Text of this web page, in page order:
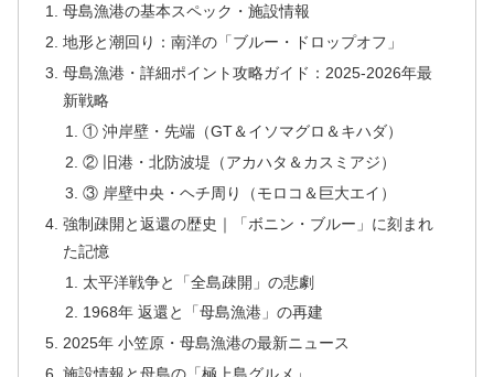
母島漁港の基本スペック・施設情報
地形と潮回り：南洋の「ブルー・ドロップオフ」
母島漁港・詳細ポイント攻略ガイド：2025-2026年最
新戦略
① 沖岸壁・先端（GT＆イソマグロ＆キハダ）
② 旧港・北防波堤（アカハタ＆カスミアジ）
③ 岸壁中央・ヘチ周り（モロコ＆巨大エイ）
強制疎開と返還の歴史｜「ボニン・ブルー」に刻まれ
た記憶
太平洋戦争と「全島疎開」の悲劇
1968年 返還と「母島漁港」の再建
2025年 小笠原・母島漁港の最新ニュース